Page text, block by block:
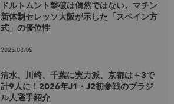
ドルトムント撃破は偶然ではない。マチン
新体制セレッソ大阪が示した「スペイン方
式」の優位性
2026.08.05
清水、川崎、千葉に実力派、京都は＋3で
計9人に！2026年J1・J2初参戦のブラジ
ル人選手紹介